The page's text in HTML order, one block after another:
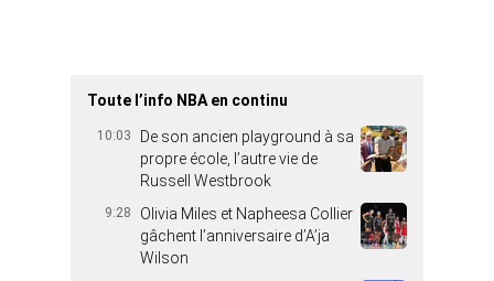
Toute l’info NBA en continu
10:03
De son ancien playground à sa
propre école, l’autre vie de
Russell Westbrook
9:28
Olivia Miles et Napheesa Collier
gâchent l’anniversaire d’A’ja
Wilson